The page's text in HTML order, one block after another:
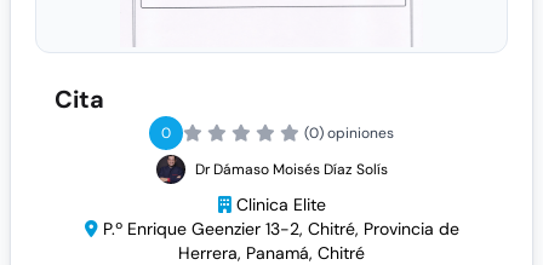
Cita
0
(0) opiniones
Dr Dámaso Moisés Díaz Solís
Clinica Elite
P.º Enrique Geenzier 13-2, Chitré, Provincia de
Herrera, Panamá, Chitré